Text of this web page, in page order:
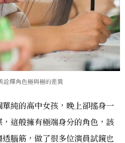
詮釋角色極與極的差異
純的高中女孩，晚上卻搖身一
這般擁有極端身分的角色，該
腦筋，做了很多位演員試鏡也